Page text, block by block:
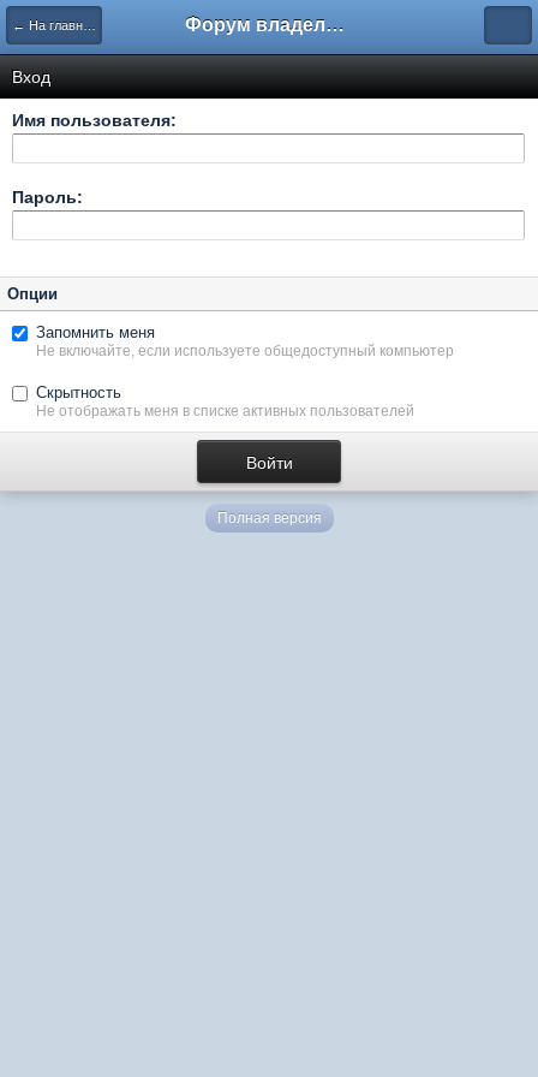
← На главную Форум владельцев интернет-магазинов
Вход
Имя пользователя:
Пароль:
Опции
Запомнить меня
Не включайте, если используете общедоступный компьютер
Скрытность
Не отображать меня в списке активных пользователей
Полная версия